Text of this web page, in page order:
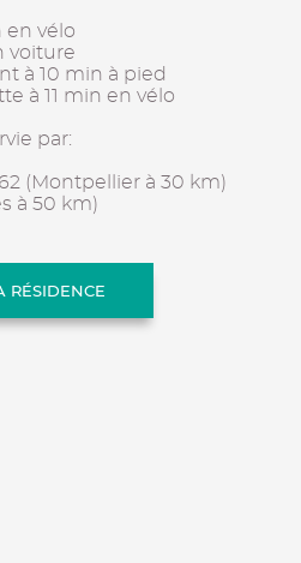
en vélo
voiture
à 10 min à pied
à 11 min en vélo
par:
(Montpellier à 30 km)
à 50 km)
RÉSIDENCE